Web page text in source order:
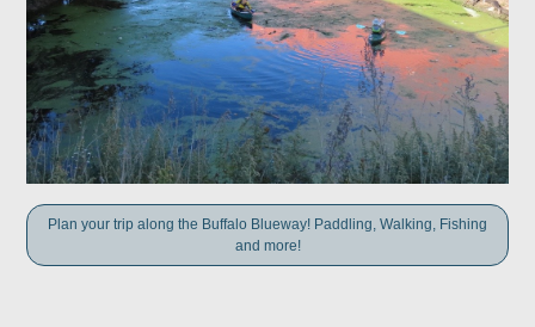
Plan your trip along the Buffalo Blueway! Paddling, Walking, Fishing
and more!